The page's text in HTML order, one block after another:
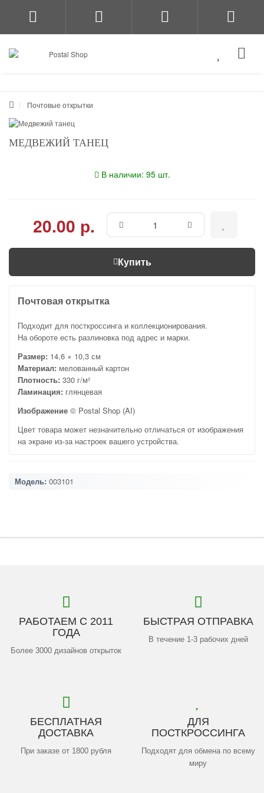
Почтовые открытки
МЕДВЕЖИЙ ТАНЕЦ
В наличии: 95 шт.
20.00 р.
Купить
Почтовая открытка
Подходит для посткроссинга и коллекционирования.
На обороте есть разлиновка под адрес и марки.
Размер: 14,6 × 10,3 см
Материал: мелованный картон
Плотность: 330 г/м²
Ламинация: глянцевая
Изображение © Postal Shop (AI)
Цвет товара может незначительно отличаться от изображения
на экране из-за настроек вашего устройства.
Модель: 003101
РАБОТАЕМ С 2011
ГОДА
Более 3000 дизайнов открыток
БЫСТРАЯ ОТПРАВКА
В течение 1-3 рабочих дней
БЕСПЛАТНАЯ
ДОСТАВКА
При заказе от 1800 рубля
ДЛЯ
ПОСТКРОССИНГА
Подходят для обмена по всему
миру